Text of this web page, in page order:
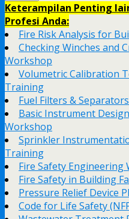
Keterampilan Penting
Profesi Anda:
Fire Risk Analysis for
Checking Winches and
Workshop
Volumetric Calibration
Training
Fuel Filters &
Basic Instrument
Workshop
Sprinkler
Training
Fire Safety Engineering
Fire Safety in Building
Pressure Relief Device
Code for Life Safety